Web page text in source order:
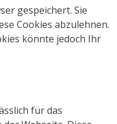
gespeichert. Sie
Cookies abzulehnen.
könnte jedoch Ihr
für das